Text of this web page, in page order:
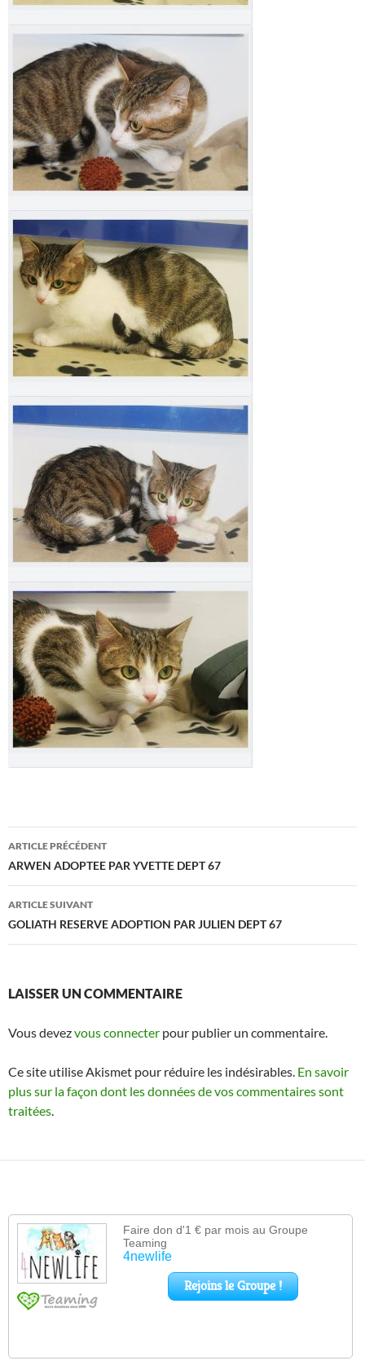
Navigation
des
articles
ARTICLE PRÉCÉDENT
ARWEN ADOPTEE PAR YVETTE DEPT 67
ARTICLE SUIVANT
GOLIATH RESERVE ADOPTION PAR JULIEN DEPT 67
LAISSER UN COMMENTAIRE
Vous devezvous connecter pour publier un commentaire.
Ce site utilise Akismet pour réduire les indésirables. En savoir
plus sur la façon dont les données de vos commentaires sont
traitées.